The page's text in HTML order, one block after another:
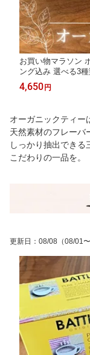
お買い物マラソン
ング込み 選べる3
料 ギフト おしゃ
ーダ カモミール ペ
4,650円
オーガニックティー
天然素材のフレーバ
しっかり抽出できる
こだわりの一品を。
更新日 ： 08/08 （08/01